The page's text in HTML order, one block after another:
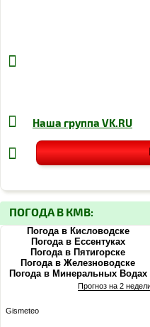
Наша группа VK.RU
ПОГОДА В КМВ:
Погода в Кисловодске
Погода в Ессентуках
Погода в Пятигорске
Погода в Железноводске
Погода в Минеральных Водах
Gismeteo
Прогноз на 2